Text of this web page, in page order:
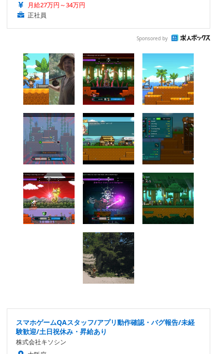
月給27万円～34万円
正社員
Sponsored by
スマホゲームQAスタッフ/アプリ動作確認・バグ報告/未経
験歓迎/土日祝休み・昇給あり
株式会社キソシン